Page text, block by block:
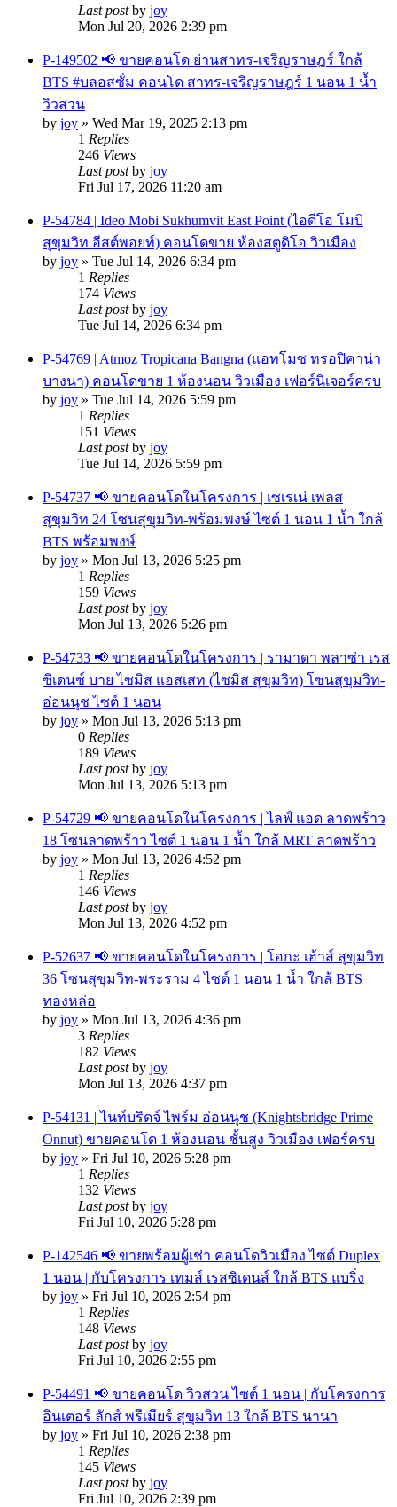
Last postby joy
Mon Jul 20, 2026 2:39 pm
P-149502 📢 ขายคอนโด ย่านสาทร-เจริญราษฎร์ ใกล้
BTS #บลอสซั่ม คอนโด สาทร-เจริญราษฎร์ 1 นอน 1 น้ำ
วิวสวน
by joy » Wed Mar 19, 2025 2:13 pm
1 Replies
246 Views
Last postby joy
Fri Jul 17, 2026 11:20 am
P-54784 | Ideo Mobi Sukhumvit East Point (ไอดีโอ โมบิ
สุขุมวิท อีสต์พอยท์) คอนโดขาย ห้องสตูดิโอ วิวเมือง
by joy » Tue Jul 14, 2026 6:34 pm
1 Replies
174 Views
Last postby joy
Tue Jul 14, 2026 6:34 pm
P-54769 | Atmoz Tropicana Bangna (แอทโมซ ทรอปิคาน่า
บางนา) คอนโดขาย 1 ห้องนอน วิวเมือง เฟอร์นิเจอร์ครบ
by joy » Tue Jul 14, 2026 5:59 pm
1 Replies
151 Views
Last postby joy
Tue Jul 14, 2026 5:59 pm
P-54737 📢 ขายคอนโดในโครงการ | เซเรเน่ เพลส
สุขุมวิท 24 โซนสุขุมวิท-พร้อมพงษ์ ไซต์ 1 นอน 1 น้ำ ใกล้
BTS พร้อมพงษ์
by joy » Mon Jul 13, 2026 5:25 pm
1 Replies
159 Views
Last postby joy
Mon Jul 13, 2026 5:26 pm
P-54733 📢 ขายคอนโดในโครงการ | รามาดา พลาซ่า เรส
ซิเดนซ์ บาย ไซมิส แอสเสท (ไซมิส สุขุมวิท) โซนสุขุมวิท-
อ่อนนุช ไซต์ 1 นอน
by joy » Mon Jul 13, 2026 5:13 pm
0 Replies
189 Views
Last postby joy
Mon Jul 13, 2026 5:13 pm
P-54729 📢 ขายคอนโดในโครงการ | ไลฟ์ แอด ลาดพร้าว
18 โซนลาดพร้าว ไซต์ 1 นอน 1 น้ำ ใกล้ MRT ลาดพร้าว
by joy » Mon Jul 13, 2026 4:52 pm
1 Replies
146 Views
Last postby joy
Mon Jul 13, 2026 4:52 pm
P-52637 📢 ขายคอนโดในโครงการ | โอกะ เฮ้าส์ สุขุมวิท
36 โซนสุขุมวิท-พระราม 4 ไซต์ 1 นอน 1 น้ำ ใกล้ BTS
ทองหล่อ
by joy » Mon Jul 13, 2026 4:36 pm
3 Replies
182 Views
Last postby joy
Mon Jul 13, 2026 4:37 pm
P-54131 | ไนท์บริดจ์ ไพร์ม อ่อนนุช (Knightsbridge Prime
Onnut) ขายคอนโด 1 ห้องนอน ชั้นสูง วิวเมือง เฟอร์ครบ
by joy » Fri Jul 10, 2026 5:28 pm
1 Replies
132 Views
Last postby joy
Fri Jul 10, 2026 5:28 pm
P-142546 📢 ขายพร้อมผู้เช่า คอนโดวิวเมือง ไซต์ Duplex
1 นอน | กับโครงการ เทมส์ เรสซิเดนส์ ใกล้ BTS แบริ่ง
by joy » Fri Jul 10, 2026 2:54 pm
1 Replies
148 Views
Last postby joy
Fri Jul 10, 2026 2:55 pm
P-54491 📢 ขายคอนโด วิวสวน ไซต์ 1 นอน | กับโครงการ
อินเตอร์ ลักส์ พรีเมียร์ สุขุมวิท 13 ใกล้ BTS นานา
by joy » Fri Jul 10, 2026 2:38 pm
1 Replies
145 Views
Last postby joy
Fri Jul 10, 2026 2:39 pm